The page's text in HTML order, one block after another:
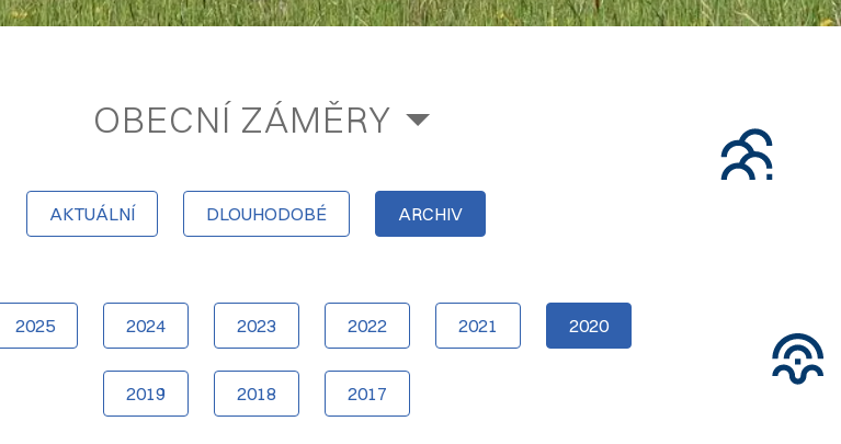
OBECNÍ ZÁMĚRY
AKTUÁLNÍ DLOUHODOBÉ ARCHIV
2025 2024 2023 2022 2021 2020
2019 2018 2017